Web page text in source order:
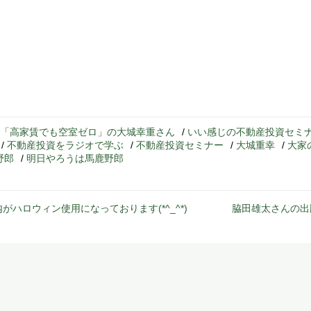
「高家賃でも空室ゼロ」の大城幸重さん / いい感じの不動産投資セミ
不動産投資をラジオで学ぶ / 不動産投資セミナー / 大城重幸 / 大家
郎
/ 明日やろうは馬鹿野郎
がハロウィン使用になっております(*^_^*) 脇田雄太さんの